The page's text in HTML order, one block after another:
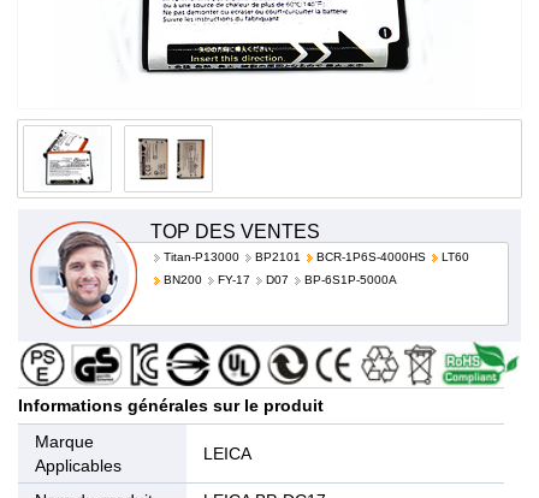
TOP DES VENTES
Titan-P13000 BP2101 BCR-1P6S-4000HS
LT60
BN200
FY-17 D07 BP-6S1P-5000A
Informations générales sur le produit
Marque
Applicables
LEICA